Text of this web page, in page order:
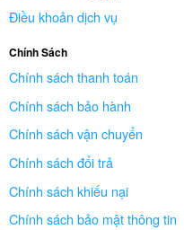
Điều khoản dịch vụ
Chính Sách
Chính sách thanh toán
Chính sách bảo hành
Chính sách vận chuyển
Chính sách đổi trả
Chính sách khiếu nại
Chính sách bảo mật thông tin